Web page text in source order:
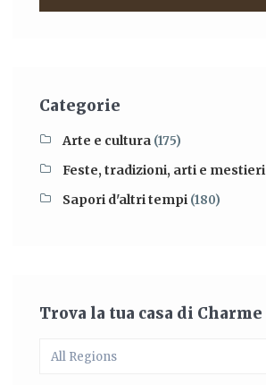
Categorie
Arte e cultura (175)
Feste, tradizioni, arti e mestieri
Sapori d'altri tempi (180)
Trova la tua casa di Charme
All Regions